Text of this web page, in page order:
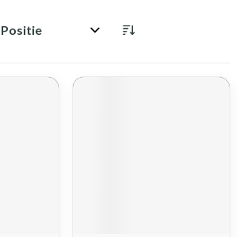
Sorteer op: